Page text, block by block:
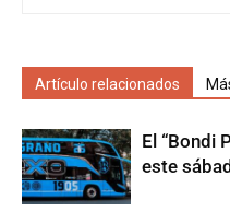
Artículo relacionados
El “Bondi
este